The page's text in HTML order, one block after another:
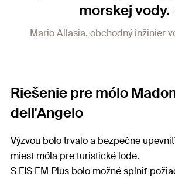
morskej vody.
Mario Allasia, obchodný inžinier
Riešenie pre mólo
dell'Angelo
Výzvou bolo trvalo a bezpečne
miest móla pre turistické lode.
S FIS EM Plus bolo možné splniť